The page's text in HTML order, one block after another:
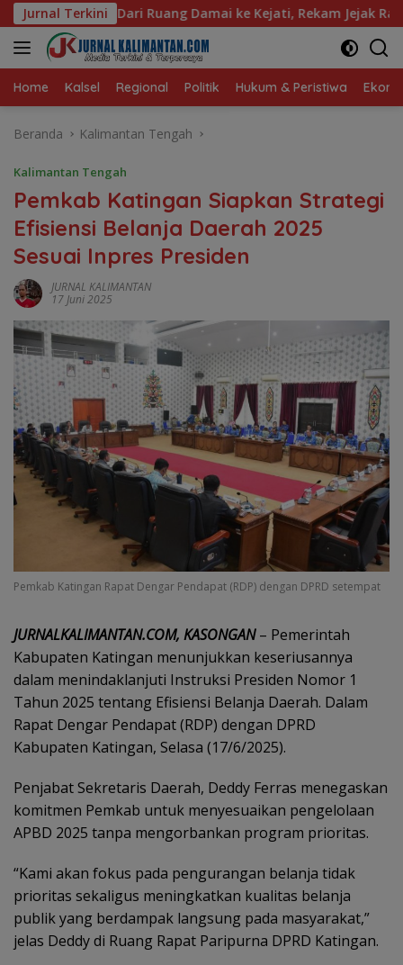
Langsung
ke
konten
Jurnal Terkini
ke Kejati, Rekam Jejak Radityo Mengawal Restorative
Home Kalsel Regional Politik Hukum & Peristiwa
Beranda Kalimantan Tengah
Kalimantan Tengah
Pemkab Katingan Siapkan Strategi
Efisiensi Belanja Daerah 2025
Sesuai Inpres Presiden
JURNAL KALIMANTAN
17 Juni 2025
Pemkab Katingan Rapat Dengar Pendapat (RDP) dengan DPRD setempat
JURNALKALIMANTAN.COM, KASONGAN– Pemerintah
Kabupaten Katingan menunjukkan keseriusannya
dalam menindaklanjuti Instruksi Presiden Nomor 1
Tahun 2025 tentang Efisiensi Belanja Daerah. Dalam
Rapat Dengar Pendapat (RDP) dengan DPRD
Kabupaten Katingan, Selasa (17/6/2025).
Penjabat Sekretaris Daerah, Deddy Ferras menegaskan
komitmen Pemkab untuk menyesuaikan pengelolaan
APBD 2025 tanpa mengorbankan program prioritas.
“Kami akan fokus pada pengurangan belanja tidak
prioritas sekaligus meningkatkan kualitas belanja
publik yang berdampak langsung pada masyarakat,”
jelas Deddy di Ruang Rapat Paripurna DPRD Katingan.